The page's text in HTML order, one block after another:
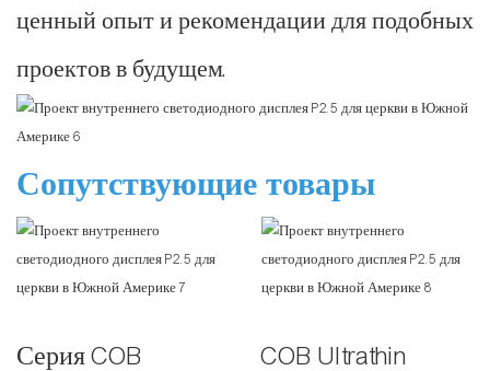
ценный опыт и рекомендации для подобных
проектов в будущем.
Сопутствующие товары
Серия COB
COB Ultrathin